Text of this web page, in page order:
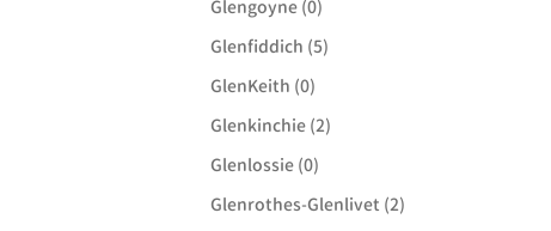
Glengoyne (0)
Glenfiddich (5)
GlenKeith (0)
Glenkinchie (2)
Glenlossie (0)
Glenrothes-Glenlivet (2)